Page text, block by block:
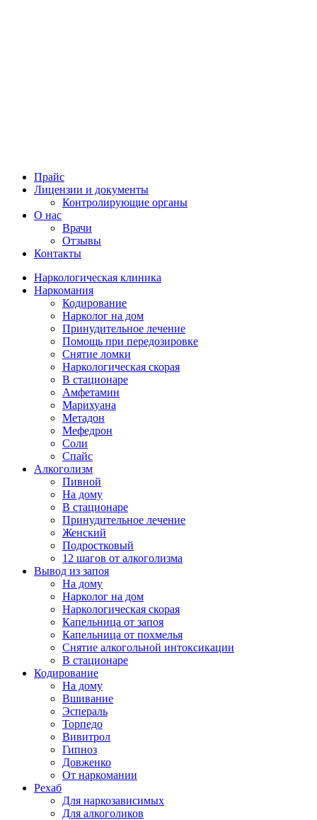
Прайс
Лицензии и документы
Контролирующие органы
О нас
Врачи
Отзывы
Контакты
Наркологическая клиника
Наркомания
Кодирование
Нарколог на дом
Принудительное лечение
Помощь при передозировке
Снятие ломки
Наркологическая скорая
В стационаре
Амфетамин
Марихуана
Метадон
Мефедрон
Соли
Спайс
Алкоголизм
Пивной
На дому
В стационаре
Принудительное лечение
Женский
Подростковый
12 шагов от алкоголизма
Вывод из запоя
На дому
Нарколог на дом
Наркологическая скорая
Капельница от запоя
Капельница от похмелья
Снятие алкогольной интоксикации
В стационаре
Кодирование
На дому
Вшивание
Эспераль
Торпедо
Вивитрол
Гипноз
Довженко
От наркомании
Рехаб
Для наркозависимых
Для алкоголиков